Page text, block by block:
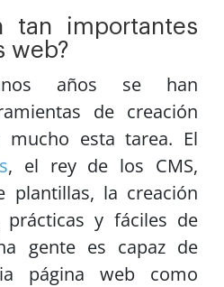
tan importantes
web?
años se han
de creación
esta tarea. El
, el rey de los CMS,
plantillas, la creación
y fáciles de
gente es capaz de
página web como